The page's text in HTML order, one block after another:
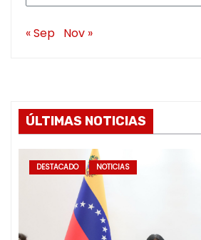
« Sep Nov »
ÚLTIMAS NOTICIAS
DESTACADO NOTICIAS